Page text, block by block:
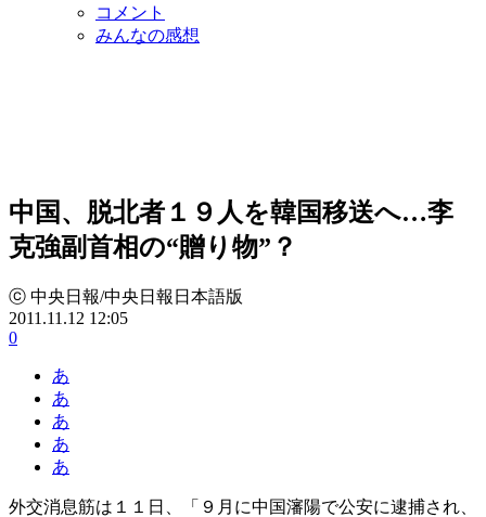
コメント
みんなの感想
中国、脱北者１９人を韓国移送へ…李
克強副首相の“贈り物”？
ⓒ 中央日報/中央日報日本語版
2011.11.12 12:05
0
あ
あ
あ
あ
あ
外交消息筋は１１日、「９月に中国瀋陽で公安に逮捕され、